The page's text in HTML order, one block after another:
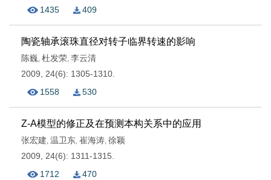
1435
409
陶瓷轴承滚珠直径对转子临界转速的影响
陈巍, 杜发荣, 李云清
2009, 24(6): 1305-1310.
1558
530
Z-A模型的修正及在预测本构关系中的应用
张宏建, 温卫东, 崔海涛, 徐颖
2009, 24(6): 1311-1315.
1712
470